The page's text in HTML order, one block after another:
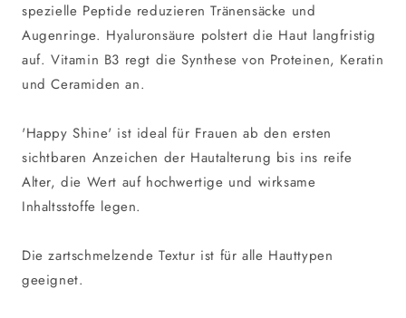
spezielle Peptide reduzieren Tränensäcke und
Augenringe. Hyaluronsäure polstert die Haut langfristig
auf. Vitamin B3 regt die Synthese von Proteinen, Keratin
und Ceramiden an.
'Happy Shine' ist ideal für Frauen ab den ersten
sichtbaren Anzeichen der Hautalterung bis ins reife
Alter, die Wert auf hochwertige und wirksame
Inhaltsstoffe legen.
Die zartschmelzende Textur ist für alle Hauttypen
geeignet.